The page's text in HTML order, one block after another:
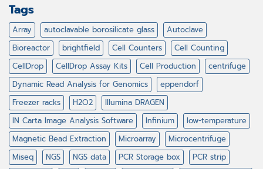
Tags
Array autoclavable borosilicate glass
Autoclave
Bioreactor
brightfield Cell Counters
Cell Counting
CellDrop
CellDrop Assay Kits Cell Production
centrifuge
Dynamic Read Analysis for Genomics
eppendorf
Freezer racks
H2O2
Illumina DRAGEN
IN Carta Image Analysis Software
Infinium
low-temperature
Magnetic Bead Extraction
Microarray
Microcentrifuge
Miseq
NGS NGS data PCR Storage box
PCR strip